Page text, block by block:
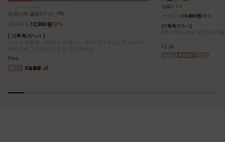
아르니카 쿨링티1+1_YN
50%
12,900원
[ 기획특가/1+1 ]
나크가 만들면 기본티도 다르다는 공식! 1+1구성으로 브이넥
라운드넥 고민없이 두장 다 챙겨가세요
Free
심플V 1+1
25%
14,900원
[기획특가/1+1]
[55~120] 시원한 깊은 V넥 심
F,L,XL